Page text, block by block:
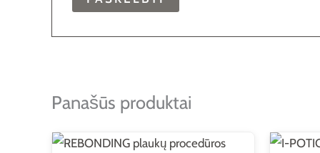
Panašūs produktai